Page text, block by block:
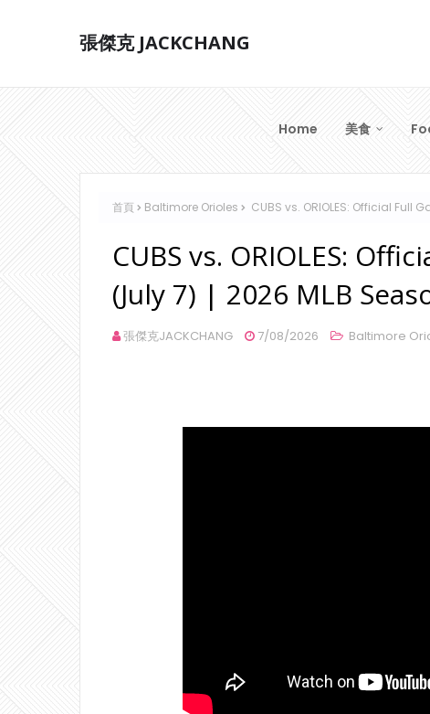
張傑克 JACKCHANG
Home 美食
首頁 Baltimore Orioles CUBS vs. ORIOLES: Official Full
CUBS vs. ORIOLES:
(July 7) | 2026 MLB
張傑克JACKCHANG 7/08/2026 Baltimore